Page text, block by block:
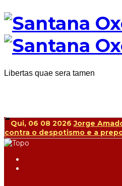
Libertas quae sera tamen
Qui, 06 08 2026Jorge
contra o despotismo e a